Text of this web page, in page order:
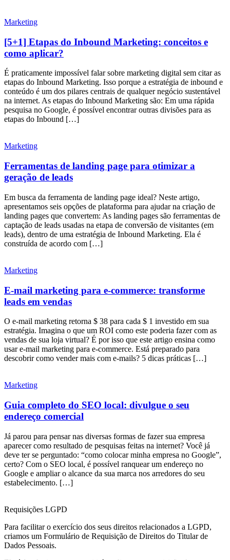
Marketing
[5+1] Etapas do Inbound Marketing: conceitos e
como aplicar?
É praticamente impossível falar sobre marketing digital sem citar as
etapas do Inbound Marketing. Isso porque a estratégia de inbound e
conteúdo é um dos pilares centrais de qualquer negócio sustentável
na internet. As etapas do Inbound Marketing são: Em uma rápida
pesquisa no Google, é possível encontrar outras divisões para as
etapas do Inbound […]
Marketing
Ferramentas de landing page para otimizar a
geração de leads
Em busca da ferramenta de landing page ideal? Neste artigo,
apresentamos seis opções de plataforma para ajudar na criação de
landing pages que convertem: As landing pages são ferramentas de
captação de leads usadas na etapa de conversão de visitantes (em
leads), dentro de uma estratégia de Inbound Marketing. Ela é
construída de acordo com […]
Marketing
E-mail marketing para e-commerce: transforme
leads em vendas
O e-mail marketing retorna $ 38 para cada $ 1 investido em sua
estratégia. Imagina o que um ROI como este poderia fazer com as
vendas de sua loja virtual? É por isso que este artigo ensina como
usar e-mail marketing para e-commerce. Está preparado para
descobrir como vender mais com e-mails? 5 dicas práticas […]
Marketing
Guia completo do SEO local: divulgue o seu
endereço comercial
Já parou para pensar nas diversas formas de fazer sua empresa
aparecer como resultado de pesquisas feitas na internet? Você já
deve ter se perguntado: “como colocar minha empresa no Google”,
certo? Com o SEO local, é possível ranquear um endereço no
Google e ampliar o alcance da sua marca nos arredores do seu
estabelecimento. […]
Requisições LGPD
Para facilitar o exercício dos seus direitos relacionados a LGPD,
criamos um Formulário de Requisição de Direitos do Titular de
Dados Pessoais.